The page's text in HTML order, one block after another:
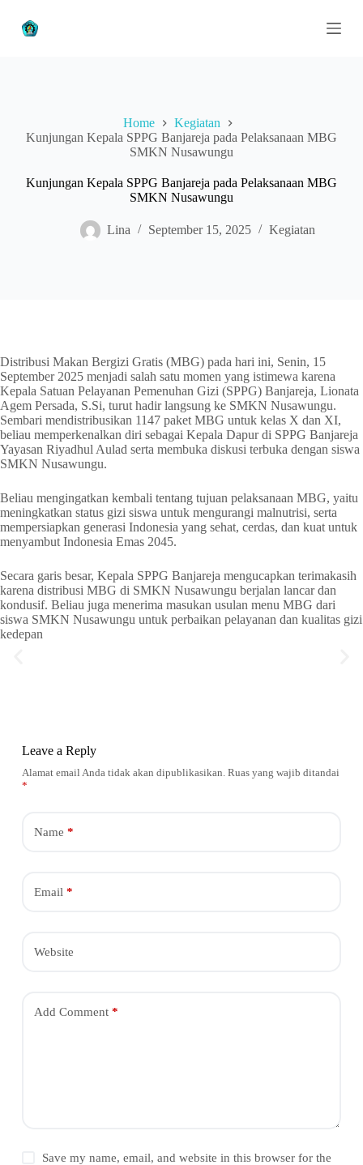
k
Home
Kegiatan
Kunjungan Kepala SPPG Banjareja pada Pelaksanaan MBG
SMKN Nusawungu
Kunjungan Kepala SPPG Banjareja pada Pelaksanaan MBG
SMKN Nusawungu
Lina September 15, 2025 Kegiatan
Distribusi Makan Bergizi Gratis (MBG) pada hari ini, Senin, 15
September 2025 menjadi salah satu momen yang istimewa karena
Kepala Satuan Pelayanan Pemenuhan Gizi (SPPG) Banjareja, Lionata
Agem Persada, S.Si, turut hadir langsung ke SMKN Nusawungu.
Sembari mendistribusikan 1147 paket MBG untuk kelas X dan XI,
beliau memperkenalkan diri sebagai Kepala Dapur di SPPG Banjareja
Yayasan Riyadhul Aulad serta membuka diskusi terbuka dengan siswa
SMKN Nusawungu.
Beliau mengingatkan kembali tentang tujuan pelaksanaan MBG, yaitu
meningkatkan status gizi siswa untuk mengurangi malnutrisi, serta
mempersiapkan generasi Indonesia yang sehat, cerdas, dan kuat untuk
menyambut Indonesia Emas 2045.
Secara garis besar, Kepala SPPG Banjareja mengucapkan terimakasih
karena distribusi MBG di SMKN Nusawungu berjalan lancar dan
kondusif. Beliau juga menerima masukan usulan menu MBG dari
siswa SMKN Nusawungu untuk perbaikan pelayanan dan kualitas gizi
kedepan
Leave a Reply
Alamat email Anda tidak akan dipublikasikan. Ruas yang wajib ditandai
*
Name *
Email *
Website
Add Comment*
Save my name, email, and website in this browser for the